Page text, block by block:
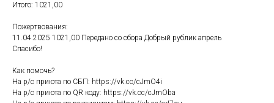
Итого: 1021,00
Пожертвования:
11.04.2025 1021,00 Передано со сбора Добрый рублик апрель
Спасибо!
Как помочь?
На р/с приюта по СБП: https://vk.cc/cJmO4i
На р/с приюта по QR коду: https://vk.cc/cJmOba